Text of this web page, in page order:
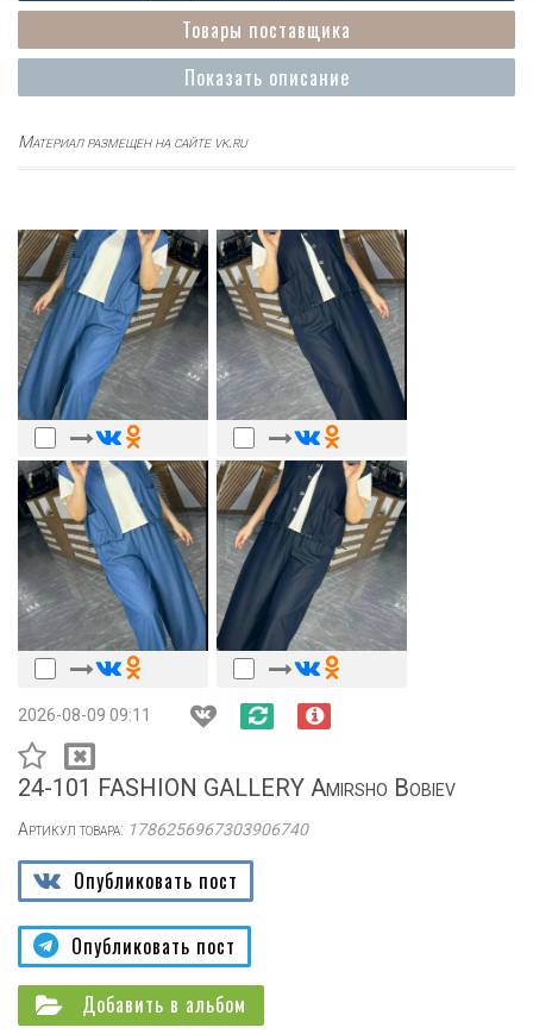
Показать описание
Товары поставщика
Материал размещен на сайте vk.ru
2026-08-09 09:11
24-101 FASHION GALLERY Amirsho Bobiev
Артикул товара: 1786256967303906740
Опубликовать пост
Опубликовать пост
Добавить в альбом